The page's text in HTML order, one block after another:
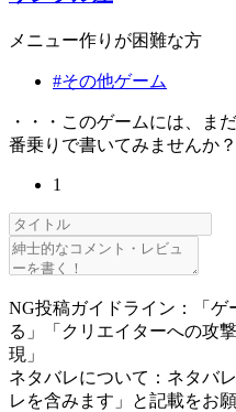
メニュー作りが困難な方
#その他ゲーム
・・・このゲームには、ま
番乗りで書いてみませんか？
1
NG投稿ガイドライン：「ゲ
る」「クリエイターへの攻
現」
ネタバレについて：ネタバ
レを含みます」と記載をお願